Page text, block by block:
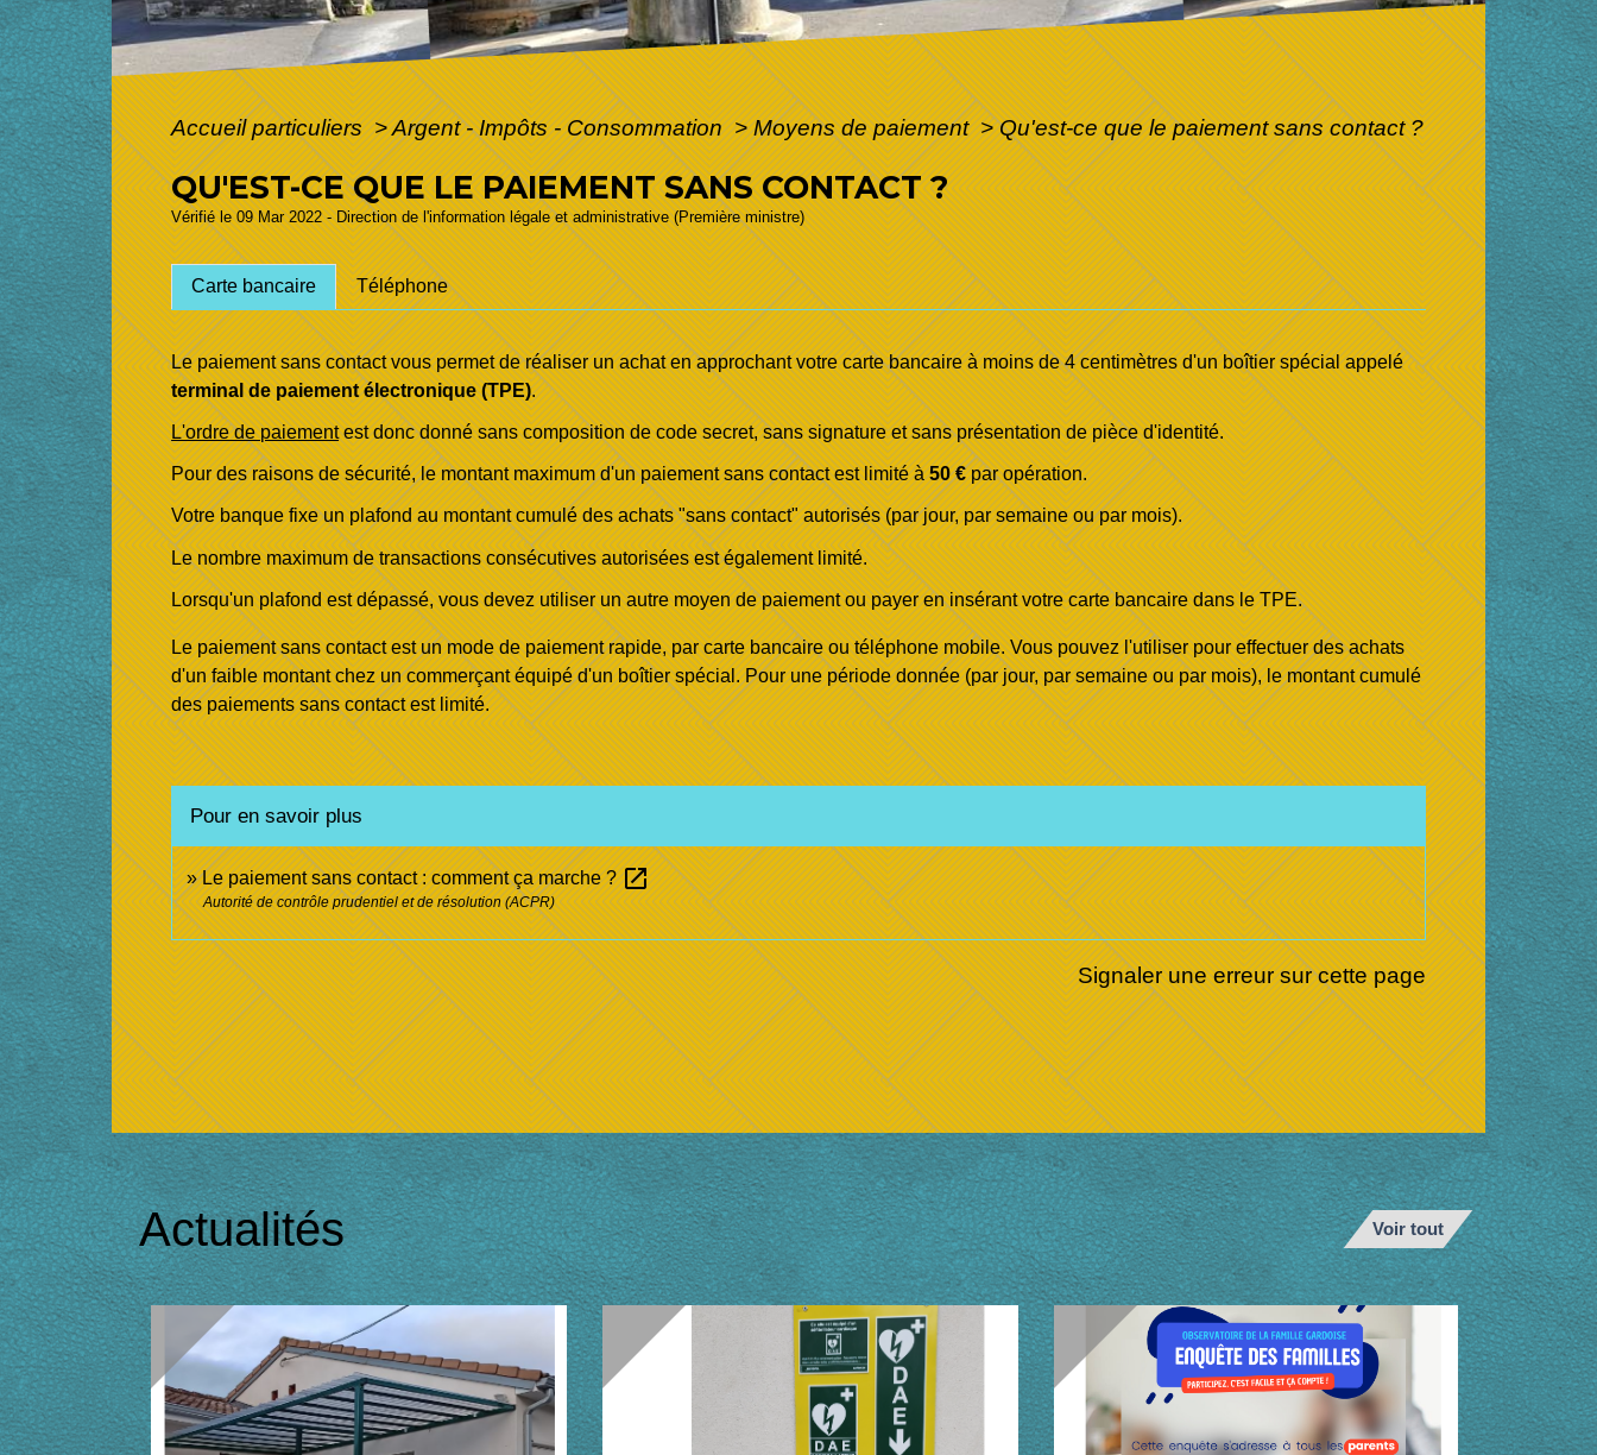
Accueil particuliers>Argent - Impôts - Consommation> Moyens de paiement> Qu'est-ce que le paiement sans contact ?
QU'EST-CE QUE LE PAIEMENT SANS CONTACT ?
Vérifié le 09 Mar 2022 - Direction de l'information légale et administrative (Première ministre)
Carte bancaire Téléphone
Le paiement sans contact vous permet de réaliser un achat en approchant votre carte bancaire à moins de 4 centimètres d'un boîtier spécial appelé
terminal de paiement électronique (TPE).
L'ordre de paiementest donc donné sans composition de code secret, sans signature et sans présentation de pièce d'identité.
Pour des raisons de sécurité, le montant maximum d'un paiement sans contact est limité à50 €par opération.
Votre banque fixe un plafond au montant cumulé des achats "sans contact" autorisés (par jour, par semaine ou par mois).
Le nombre maximum de transactions consécutives autorisées est également limité.
Lorsqu'un plafond est dépassé, vous devez utiliser un autre moyen de paiement ou payer en insérant votre carte bancaire dans le TPE.
Le paiement sans contact est un mode de paiement rapide, par carte bancaire ou téléphone mobile. Vous pouvez l'utiliser pour effectuer des achats
d'un faible montant chez un commerçant équipé d'un boîtier spécial. Pour une période donnée (par jour, par semaine ou par mois), le montant cumulé
des paiements sans contact est limité.
Pour en savoir plus
Le paiement sans contact : comment ça marche ?open_in_new
Autorité de contrôle prudentiel et de résolution (ACPR)
Signaler une erreur sur cette page
Actualités Voir tout